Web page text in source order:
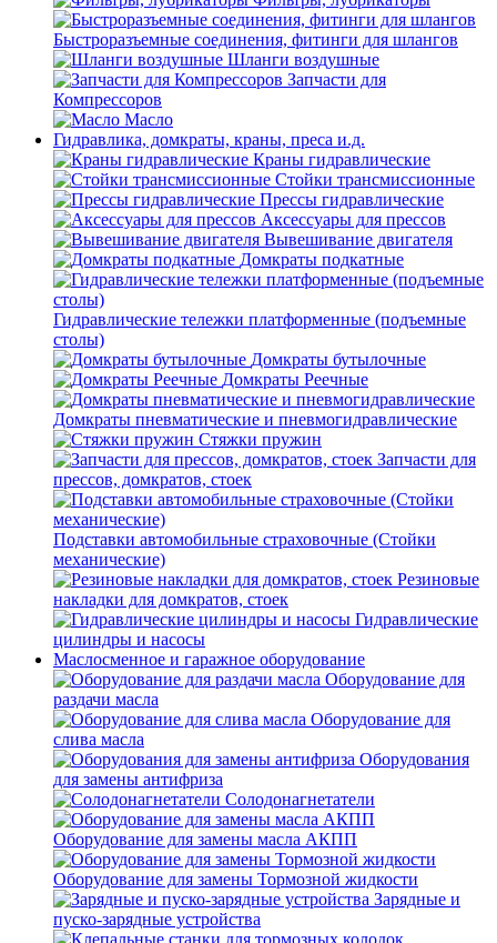
Быстроразъемные соединения, фитинги для шлангов
Шланги воздушные
Запчасти для
Компрессоров
Масло
Гидравлика, домкраты, краны, преса и.д.
Краны гидравлические
Стойки трансмиссионные
Прессы гидравлические
Аксессуары для прессов
Вывешивание двигателя
Домкраты подкатные
Гидравлические тележки платформенные (подъемные
столы)
Домкраты бутылочные
Домкраты Реечные
Домкраты пневматические и пневмогидравлические
Стяжки пружин
Запчасти для
прессов, домкратов, стоек
Подставки автомобильные страховочные (Стойки
механические)
Резиновые
накладки для домкратов, стоек
Гидравлические
цилиндры и насосы
Маслосменное и гаражное оборудование
Оборудование для
раздачи масла
Оборудование для
слива масла
Оборудования
для замены антифриза
Солодонагнетатели
Оборудование для замены масла АКПП
Оборудование для замены Тормозной жидкости
Зарядные и
пуско-зарядные устройства